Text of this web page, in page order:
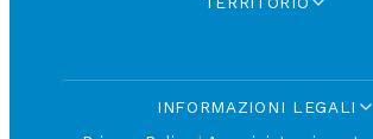
INFORMAZIONI LEGALI